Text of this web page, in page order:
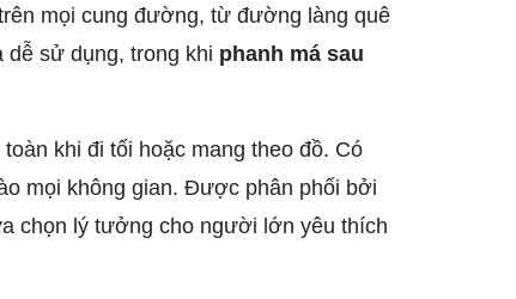
mọi cung đường, từ đường làng quê
sử dụng, trong khi phanh má sau
khi đi tối hoặc mang theo đồ. Có
mọi không gian. Được phân phối bởi
chọn lý tưởng cho người lớn yêu thích